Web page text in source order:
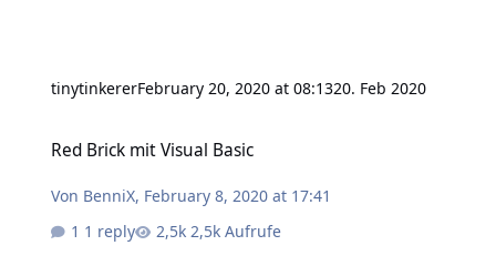
tinytinkererFebruary 20, 2020 at 08:1320. Feb 2020
Red Brick mit Visual Basic
Von BenniX, February 8, 2020 at 17:41
1 reply
2,5k Aufrufe